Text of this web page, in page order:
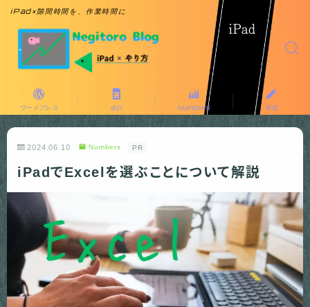
iPad×隙間時間を、作業時間に
ワードプレス 会計 Numbers 学習
2024.06.10 Numbers PR
iPadでExcelを選ぶことについて解説